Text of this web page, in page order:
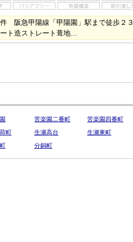
阪急甲陽線「甲陽園」駅まで徒歩２３
ト造ストレート葺地…
苦楽園二番町
苦楽園四番町
町 生瀬高台
生瀬東町
分銅町